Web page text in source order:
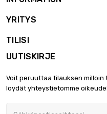
YRITYS
TILISI
UUTISKIRJE
Voit peruuttaa tilauksen
löydät yhteystietomme